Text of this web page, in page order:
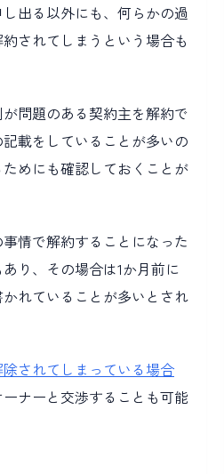
出る以外にも、何らかの過
されてしまうという場合も
問題のある契約主を解約で
載をしていることが多いの
めにも確認しておくことが
情で解約することになった
り、その場合は1か月前に
れていることが多いとされ
されてしまっている場合
ナーと交渉することも可能